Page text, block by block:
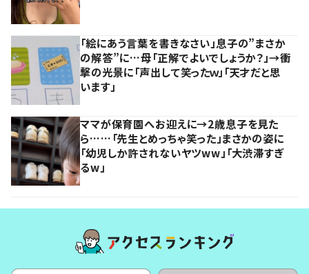
「絵にあう言葉を書きなさい」息子の”まさか
の解答”に…母「正解でよいでしょうか？」→衝
撃の光景に「声出して笑ったｗ」「天才だと思
います」
ママが保育園へお迎えに→2歳息子を見た
ら……「先生とめっちゃ笑った」まさかの姿に
「幼児しか許されないヤツww」「大渋滞すぎ
るw」